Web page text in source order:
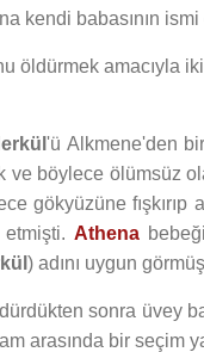
kendi babasının
öldürmek amacıyla
'ü Alkmene'den
ve böylece ölümsüz
gökyüzüne
Athena
) adını uygun
sonra üvey
arasında bir seçim